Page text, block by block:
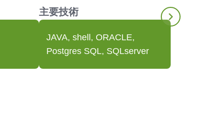
主要技術
JAVA, shell, ORACLE,
Postgres SQL, SQLserver